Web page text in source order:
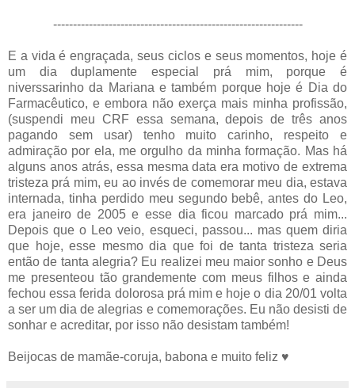
---------------------------------------------------------------
E a vida é engraçada, seus ciclos e seus momentos, hoje é
um dia duplamente especial prá mim, porque é
niverssarinho da Mariana e também porque hoje é Dia do
Farmacêutico, e embora não exerça mais minha profissão,
(suspendi meu CRF essa semana, depois de três anos
pagando sem usar) tenho muito carinho, respeito e
admiração por ela, me orgulho da minha formação. Mas há
alguns anos atrás, essa mesma data era motivo de extrema
tristeza prá mim, eu ao invés de comemorar meu dia, estava
internada, tinha perdido meu segundo bebê, antes do Leo,
era janeiro de 2005 e esse dia ficou marcado prá mim...
Depois que o Leo veio, esqueci, passou... mas quem diria
que hoje, esse mesmo dia que foi de tanta tristeza seria
então de tanta alegria? Eu realizei meu maior sonho e Deus
me presenteou tão grandemente com meus filhos e ainda
fechou essa ferida dolorosa prá mim e hoje o dia 20/01 volta
a ser um dia de alegrias e comemorações. Eu não desisti de
sonhar e acreditar, por isso não desistam também!
Beijocas de mamãe-coruja, babona e muito feliz ♥